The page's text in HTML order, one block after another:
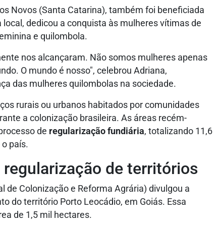
Novos (Santa Catarina), também foi beneficiada
local, dedicou a conquista às mulheres vítimas de
e quilombola.
nos alcançaram. Não somos mulheres apenas
O mundo é nosso", celebrou Adriana,
das mulheres quilombolas na sociedade.
rurais ou urbanos habitados por comunidades
a colonização brasileira. As áreas recém-
de regularização fundiária, totalizando 11,6
país.
de territórios
de Colonização e Reforma Agrária) divulgou a
do território Porto Leocádio, em Goiás. Essa
de 1,5 mil hectares.